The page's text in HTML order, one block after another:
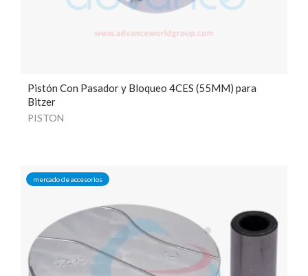
Pistón Con Pasador y Bloqueo 4CES (55MM) para
Bitzer
PISTON
mercado de accesorios